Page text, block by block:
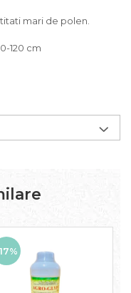
mari de polen.
120 cm